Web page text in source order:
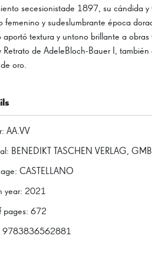
secesionistade 1897, su cándida y
femenino y sudeslumbrante época
aportó textura y untono brillante a obras
Retrato de AdeleBloch-Bauer I,
oro.
: AA.VV
: BENEDIKT TASCHEN VERLAG,
: CASTELLANO
year: 2021
pages: 672
9783836562881